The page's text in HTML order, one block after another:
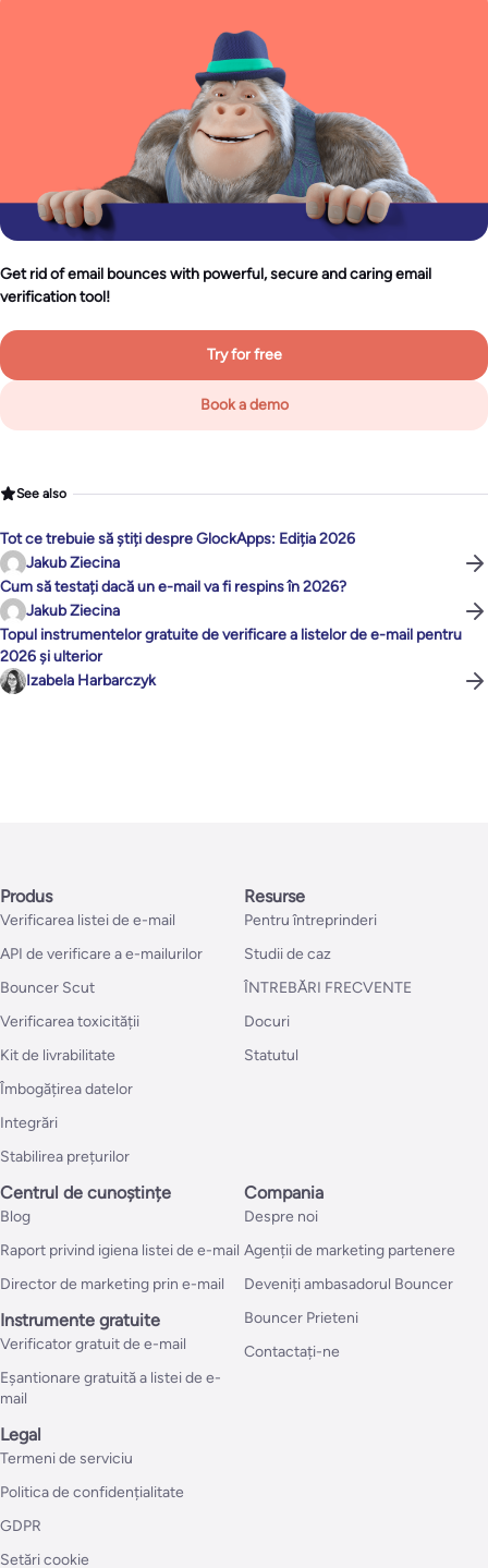
Get rid of email bounces with powerful, secure and caring email
verification tool!
Try for free
Book a demo
See also
Tot ce trebuie să știți despre GlockApps: Ediția 2026
Jakub Ziecina
Cum să testați dacă un e-mail va fi respins în 2026?
Jakub Ziecina
Topul instrumentelor gratuite de verificare a listelor de e-mail pentru
2026 și ulterior
Izabela Harbarczyk
Produs
Verificarea listei de e-mail
API de verificare a e-mailurilor
Bouncer Scut
Verificarea toxicității
Kit de livrabilitate
Îmbogățirea datelor
Integrări
Stabilirea prețurilor
Resurse
Pentru întreprinderi
Studii de caz
ÎNTREBĂRI FRECVENTE
Docuri
Statutul
Centrul de cunoștințe
Blog
Raport privind igiena listei de e-mail
Director de marketing prin e-mail
Instrumente gratuite
Verificator gratuit de e-mail
Eșantionare gratuită a listei de e-
mail
Compania
Despre noi
Agenții de marketing partenere
Deveniți ambasadorul Bouncer
Bouncer Prieteni
Contactați-ne
Legal
Termeni de serviciu
Politica de confidențialitate
GDPR
Setări cookie